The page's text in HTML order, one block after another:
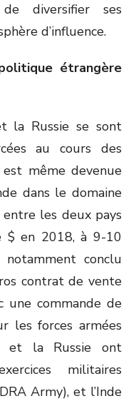
diversifier ses
d’influence.
étrangère
la Russie se sont
au cours des
est même devenue
dans le domaine
les deux pays
$ en 2018, à 9-10
conclu
contrat de vente
une commande de
les forces armées
et la Russie ont
militaires
Army), et l’Inde